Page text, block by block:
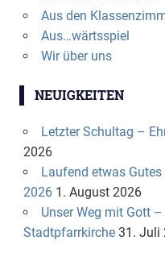
Aus den
Aus…wärtsspiel
Wir über uns
NEUIGKEITEN
Letzter Schultag –
2026
Laufend etwas
2026 1. August 2026
Unser Weg mit Gott
Stadtpfarrkirche 31. Juli